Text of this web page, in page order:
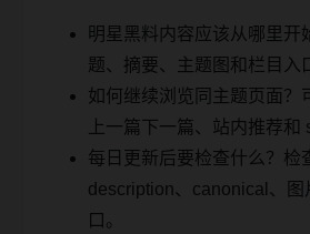
明星黑料内容应该从哪里开
题、摘要、主题图和栏目入
如何继续浏览同主题页面？
上一篇下一篇、站内推荐和
每日更新后要检查什么？检
description、canonical、图
口。